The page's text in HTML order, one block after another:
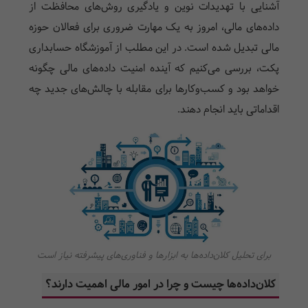
آشنایی با تهدیدات نوین و یادگیری روش‌های محافظت از
داده‌های مالی، امروز به یک مهارت ضروری برای فعالان حوزه
مالی تبدیل شده است. در این مطلب از آموزشگاه حسابداری
پکت، بررسی می‌کنیم که آینده امنیت داده‌های مالی چگونه
خواهد بود و کسب‌وکارها برای مقابله با چالش‌های جدید چه
اقداماتی باید انجام دهند.
برای تحلیل کلان‌داده‌ها به ابزارها و فناوری‌های پیشرفته نیاز است
کلان‌داده‌ها چیست و چرا در امور مالی اهمیت دارند؟